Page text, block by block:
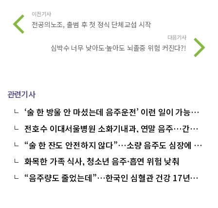
이전기사
전공의노조, 출범 후 첫 정식 단체교섭 시작
다음기사
심박수 너무 낮아도·높아도 뇌졸중 위험 커진다?!
관련기사
‘술 한 방울 안 마셨는데 음주운전’ 이런 일이 가능할
까?
전호수 이대서울병원 소화기내과, 연말 음주…간이
먼저 신호 보낸다
“술 한 잔도 안전하지 않다”…소량 음주도 심장에 부
담
화목한 가족 식사, 청소년 음주·흡연 위험 낮춰
“음주량도 줄었는데”…한국인 심혈관 건강 17년째